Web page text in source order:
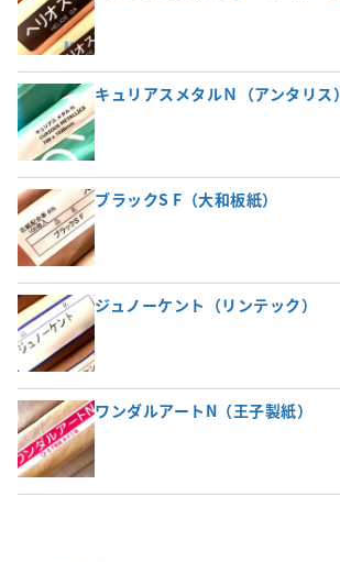
キュリアスメタルＮ（アンタリス）
ブラックS F（大和板紙）
ジュノーケント（リンテック）
ワンダルアートN（王子製紙）